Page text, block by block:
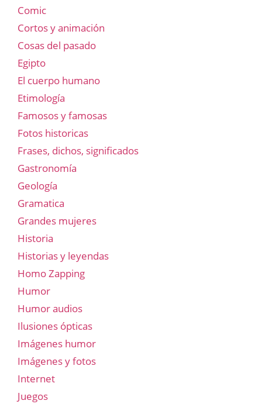
Comic
Cortos y animación
Cosas del pasado
Egipto
El cuerpo humano
Etimología
Famosos y famosas
Fotos historicas
Frases, dichos, significados
Gastronomía
Geología
Gramatica
Grandes mujeres
Historia
Historias y leyendas
Homo Zapping
Humor
Humor audios
Ilusiones ópticas
Imágenes humor
Imágenes y fotos
Internet
Juegos